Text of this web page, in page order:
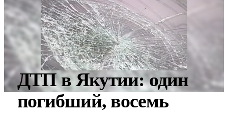
ДТП в Якутии: один
погибший, восемь